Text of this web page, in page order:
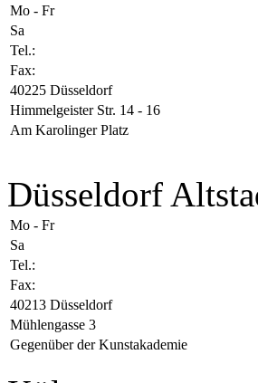
Mo - Fr
Sa
Tel.:
Fax:
40225 Düsseldorf
Himmelgeister Str. 14 - 16
Am Karolinger Platz
Düsseldorf
Mo - Fr
Sa
Tel.:
Fax:
40213 Düsseldorf
Mühlengasse 3
Gegenüber der Kunstakademie